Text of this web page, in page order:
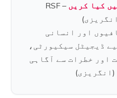
کیا کریں
– RSF
اور انسانی
ڈیجیٹل سیکیورٹی،
اور خطرات سے آگاہی
(انگریزی)